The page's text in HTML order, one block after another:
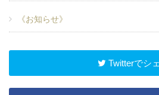
《お知らせ》
Twitterでシ